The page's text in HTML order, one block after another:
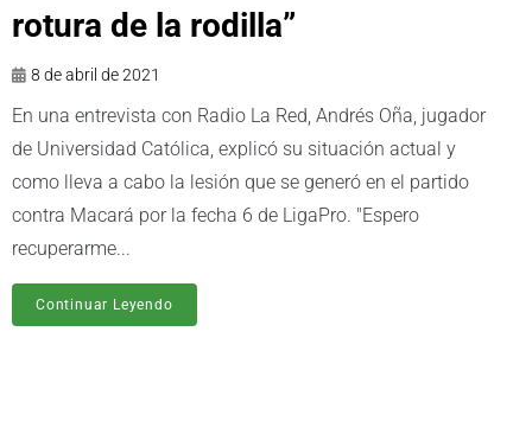
rotura de la rodilla”
8 de abril de 2021
En una entrevista con Radio La Red, Andrés Oña, jugador
de Universidad Católica, explicó su situación actual y
como lleva a cabo la lesión que se generó en el partido
contra Macará por la fecha 6 de LigaPro. "Espero
recuperarme...
Continuar Leyendo